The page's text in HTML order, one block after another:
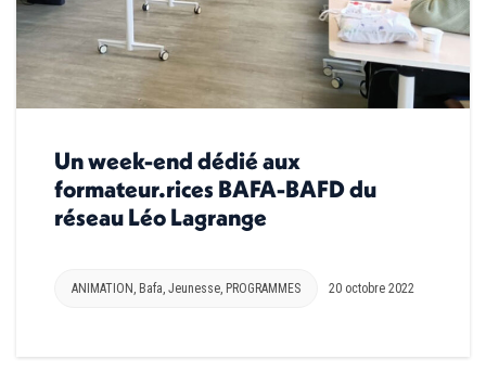
Un week-end dédié aux
formateur.rices BAFA-BAFD du
réseau Léo Lagrange
ANIMATION Bafa Jeunesse PROGRAMMES 20 octobre 2022